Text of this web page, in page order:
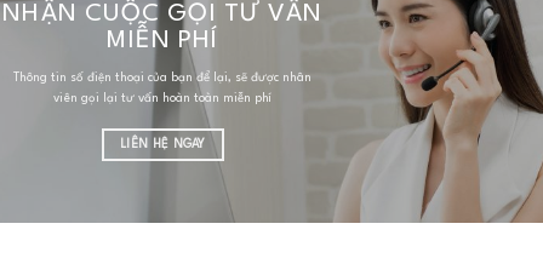
NHẬN CUỘC GỌI TƯ VẤN
MIỄN PHÍ
Thông tin số điện thoại của bạn để lại, sẽ được nhân
viên gọi lại tư vấn hoàn toàn miễn phí
LIÊN HỆ NGAY